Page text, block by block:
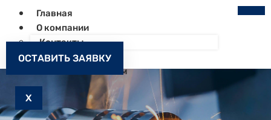
Главная
О компании
Контакты
Как заказать
Запчасти к станкам
X
ОСТАВИТЬ ЗАЯВКУ